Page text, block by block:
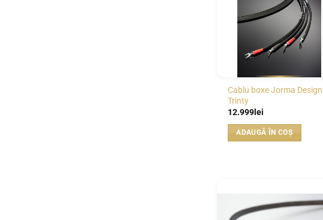
Cablu boxe Jorma Design
Trinty
12.999lei
ADAUGĂ ÎN COȘ
WISHLIST